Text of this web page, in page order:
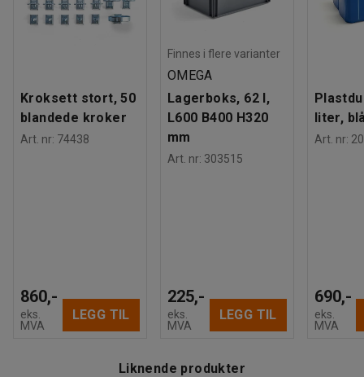
Kroksett stort, 50
blandede kroker
Art. nr: 74438
860,-
eks.
MVA
LEGG TIL
Finnes i flere varianter
OMEGA
Lagerboks, 62 l,
L600 B400 H320
mm
Art. nr: 303515
225,-
eks.
MVA
LEGG TIL
liter,
Art. nr:
690,-
eks.
MVA
Liknende produkter